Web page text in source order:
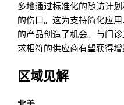
多地通过标准化的随访计
的伤口。这为支持简化应
的产品创造了机会。与门
求相符的供应商有望获得增
区域见解